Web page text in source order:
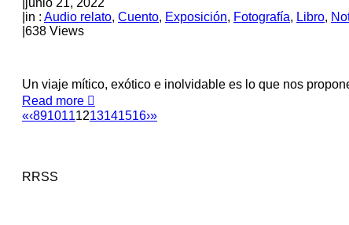
junio 21, 2022
in : Audio relato, Cuento, Exposición, Fotografía, Libro,
638 Views
Un viaje mítico, exótico e inolvidable es lo que nos
Read more
«‹8910111213141516›»
RRSS